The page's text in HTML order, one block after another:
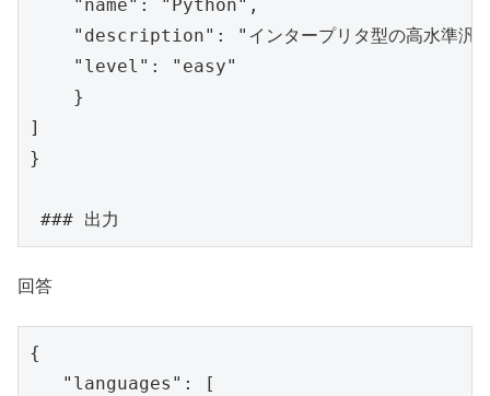
    "name": "Python",
"description": "インタープリタ型の高水準汎用
    "level": "easy"
    }
]
}
### 出力
回答
{
   "languages": [